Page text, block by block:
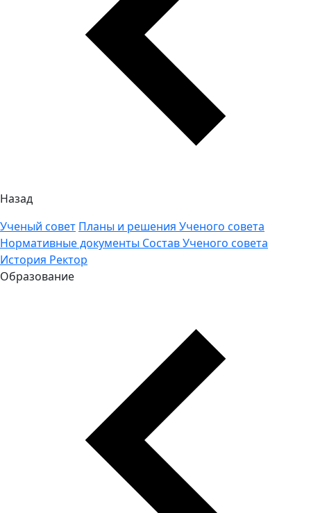
Назад
Ученый совет Планы и решения Ученого совета
Нормативные документы Состав Ученого совета
История Ректор
Образование